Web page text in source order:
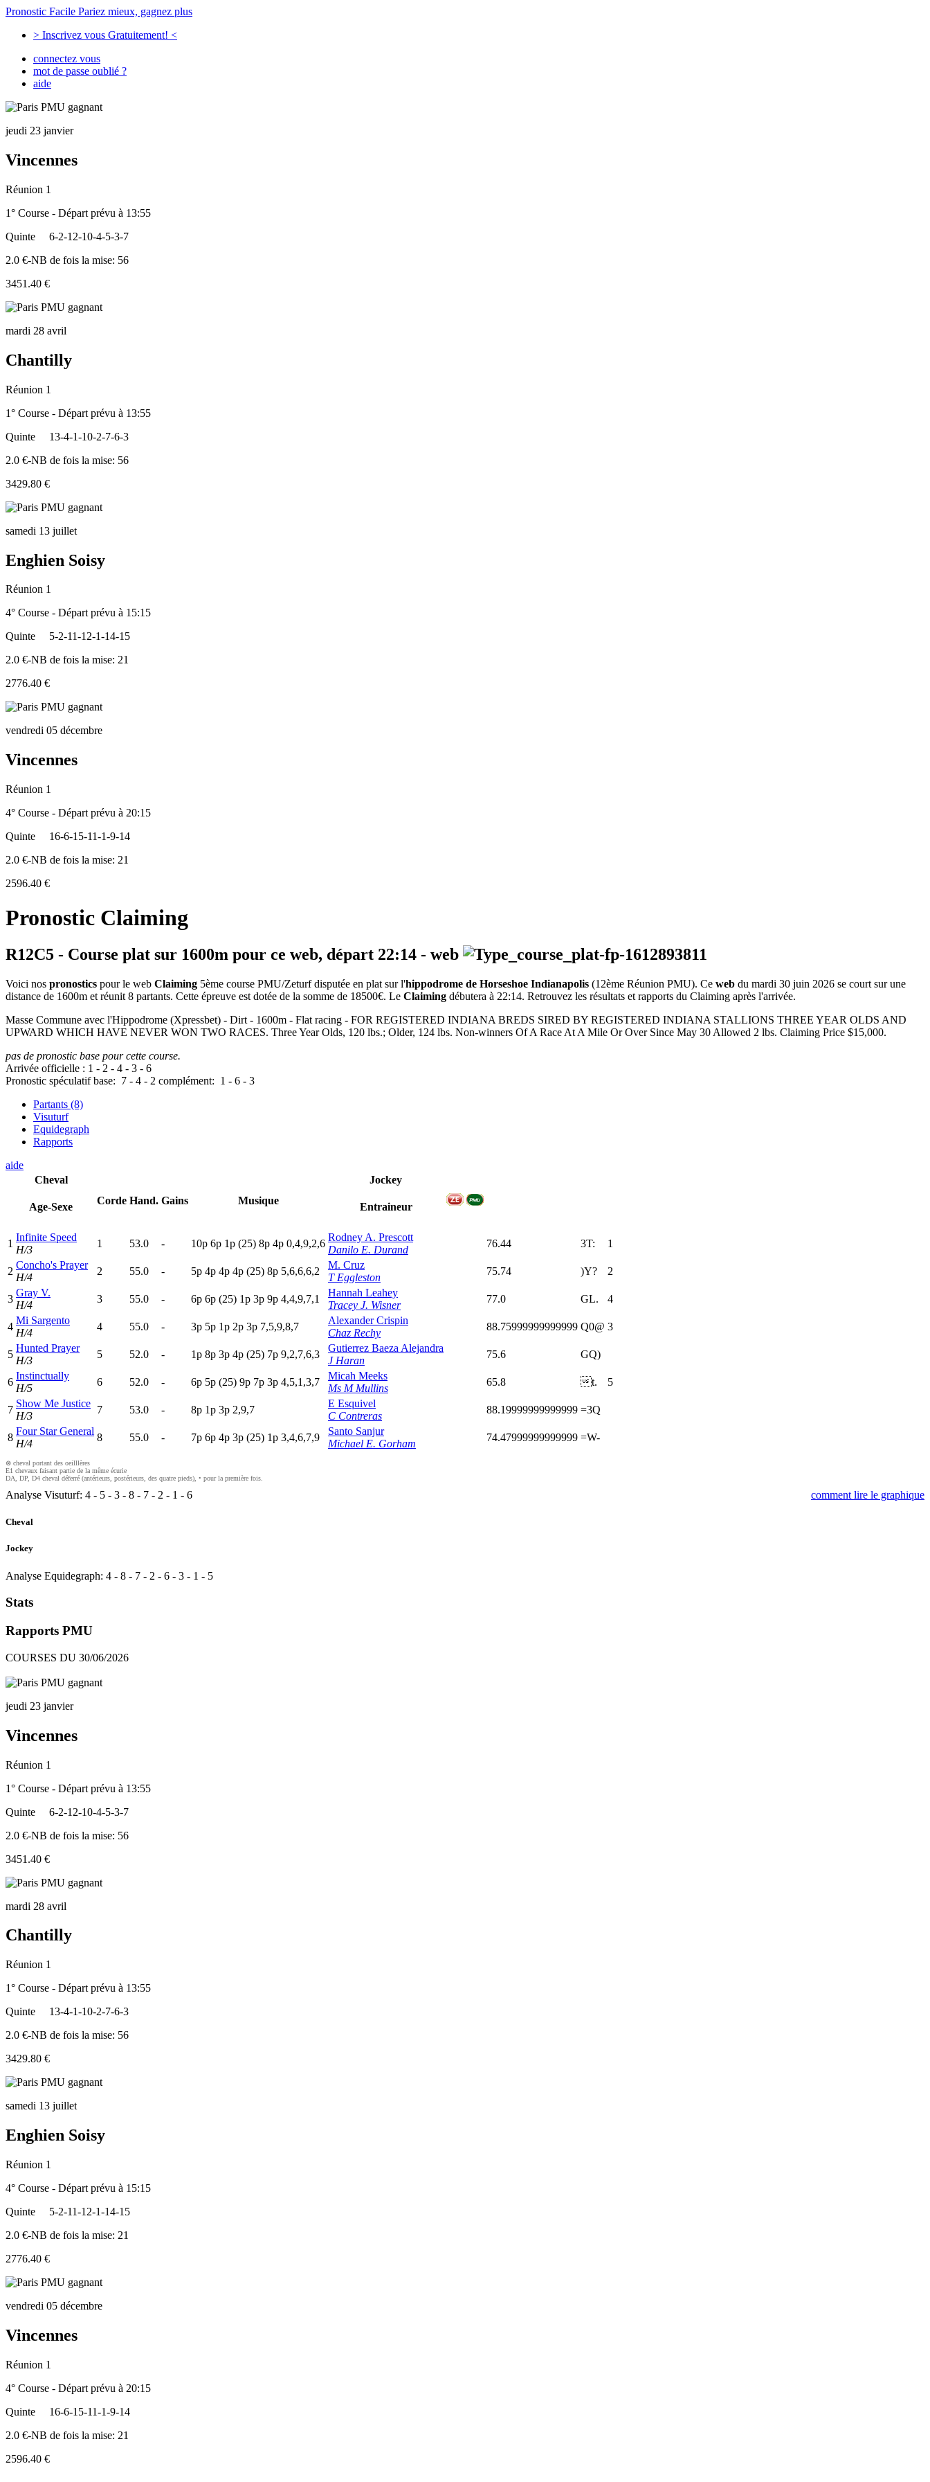
Pronostic Facile Pariez mieux, gagnez plus
> Inscrivez vous Gratuitement! <
connectez vous
mot de passe oublié ?
aide
jeudi 23 janvier
Vincennes
Réunion 1
1° Course - Départ prévu à 13:55
Quinte
6-2-12-10-4-5-3-7
2.0 €-NB de fois la mise: 56
3451.40 €
mardi 28 avril
Chantilly
Réunion 1
1° Course - Départ prévu à 13:55
Quinte
13-4-1-10-2-7-6-3
2.0 €-NB de fois la mise: 56
3429.80 €
samedi 13 juillet
Enghien Soisy
Réunion 1
4° Course - Départ prévu à 15:15
Quinte
5-2-11-12-1-14-15
2.0 €-NB de fois la mise: 21
2776.40 €
vendredi 05 décembre
Vincennes
Réunion 1
4° Course - Départ prévu à 20:15
Quinte
16-6-15-11-1-9-14
2.0 €-NB de fois la mise: 21
2596.40 €
Pronostic Claiming
R12C5 - Course plat sur 1600m pour ce web, départ 22:14 - web
Voici nos pronostics pour le web Claiming 5ème course PMU/Zeturf disputée en plat sur l'hippodrome de Horseshoe Indianapolis (12ème Réunion PMU). Ce web du mardi 30 juin 2026 se court sur une
distance de 1600m et réunit 8 partants. Cette épreuve est dotée de la somme de 18500€. Le Claiming débutera à 22:14. Retrouvez les résultats et rapports du Claiming après l'arrivée.
Masse Commune avec l'Hippodrome (Xpressbet) - Dirt - 1600m - Flat racing - FOR REGISTERED INDIANA BREDS SIRED BY REGISTERED INDIANA STALLIONS THREE YEAR OLDS AND
UPWARD WHICH HAVE NEVER WON TWO RACES. Three Year Olds, 120 lbs.; Older, 124 lbs. Non-winners Of A Race At A Mile Or Over Since May 30 Allowed 2 lbs. Claiming Price $15,000.
pas de pronostic base pour cette course.
Arrivée officielle : 1 - 2 - 4 - 3 - 6
Pronostic spéculatif base: 7 - 4 - 2 complément: 1 - 6 - 3
Partants (8)
Visuturf
Equidegraph
Rapports
aide
Cheval
Age-Sexe
Corde Hand. Gains Musique
Jockey
Entraineur
1
Infinite Speed
H/3
1 53.0 - 10p 6p 1p (25) 8p 4p 0,4,9,2,6
Rodney A. Prescott
Danilo E. Durand
76.44 3T: 1
2
Concho's Prayer
H/4
2 55.0 - 5p 4p 4p 4p (25) 8p 5,6,6,6,2
M. Cruz
T Eggleston
75.74 )Y? 2
3
Gray V.
H/4
3 55.0 - 6p 6p (25) 1p 3p 9p 4,4,9,7,1
Hannah Leahey
Tracey J. Wisner
77.0 GL. 4
4
Mi Sargento
H/4
4 55.0 - 3p 5p 1p 2p 3p 7,5,9,8,7
Alexander Crispin
Chaz Rechy
88.75999999999999 Q0@ 3
5
Hunted Prayer
H/3
5 52.0 - 1p 8p 3p 4p (25) 7p 9,2,7,6,3
Gutierrez Baeza Alejandra
J Haran
75.6 GQ)
6
Instinctually
H/5
6 52.0 - 6p 5p (25) 9p 7p 3p 4,5,1,3,7
Micah Meeks
Ms M Mullins
65.8 t. 5
7
Show Me Justice
H/3
7 53.0 - 8p 1p 3p 2,9,7
E Esquivel
C Contreras
88.19999999999999 =3Q
8
Four Star General
H/4
8 55.0 - 7p 6p 4p 3p (25) 1p 3,4,6,7,9
Santo Sanjur
Michael E. Gorham
74.47999999999999 =W-
⊗ cheval portant des oeilllères
E1 chevaux faisant partie de la même écurie
DA, DP, D4 cheval déferré (antérieurs, postérieurs, des quatre pieds), • pour la première fois.
Analyse Visuturf: 4 - 5 - 3 - 8 - 7 - 2 - 1 - 6 comment lire le graphique
Cheval
Jockey
Analyse Equidegraph: 4 - 8 - 7 - 2 - 6 - 3 - 1 - 5
Stats
Rapports PMU
COURSES DU 30/06/2026
jeudi 23 janvier
Vincennes
Réunion 1
1° Course - Départ prévu à 13:55
Quinte
6-2-12-10-4-5-3-7
2.0 €-NB de fois la mise: 56
3451.40 €
mardi 28 avril
Chantilly
Réunion 1
1° Course - Départ prévu à 13:55
Quinte
13-4-1-10-2-7-6-3
2.0 €-NB de fois la mise: 56
3429.80 €
samedi 13 juillet
Enghien Soisy
Réunion 1
4° Course - Départ prévu à 15:15
Quinte
5-2-11-12-1-14-15
2.0 €-NB de fois la mise: 21
2776.40 €
vendredi 05 décembre
Vincennes
Réunion 1
4° Course - Départ prévu à 20:15
Quinte
16-6-15-11-1-9-14
2.0 €-NB de fois la mise: 21
2596.40 €